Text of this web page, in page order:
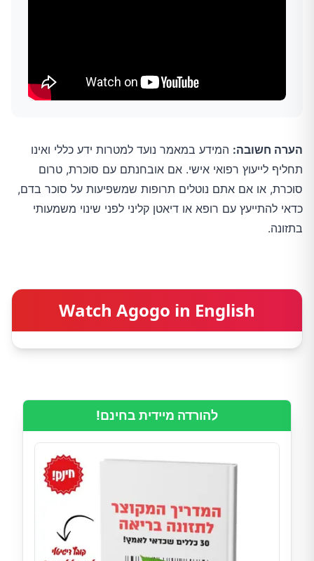
הערה חשובה: המידע במאמר נועד למטרות ידע כללי ואינו
תחליף לייעוץ רפואי אישי. אם אובחנתם עם סוכרת, טרום
סוכרת, או אם אתם נוטלים תרופות שמשפיעות על סוכר בדם,
כדאי להתייעץ עם רופא או דיאטן קליני לפני שינוי משמעותי
בתזונה.
Watch Agogo in English
להורדה מיידית בחינם!